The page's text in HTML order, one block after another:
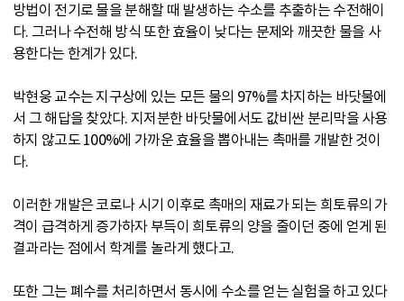
방법이 전기로 물을 분해할 때 발생하는 수소를 추출하는 수전해이
다. 그러나 수전해 방식 또한 효율이 낮다는 문제와 깨끗한 물을 사
용한다는 한계가 있다.
박현웅 교수는 지구상에 있는 모든 물의 97%를 차지하는 바닷물에
서 그 해답을 찾았다. 지저분한 바닷물에서도 값비싼 분리막을 사용
하지 않고도 100%에 가까운 효율을 뽑아내는 촉매를 개발한 것이
다.
이러한 개발은 코로나 시기 이후로 촉매의 재료가 되는 희토류의 가
격이 급격하게 증가하자 부득이 희토류의 양을 줄이던 중에 얻게 된
결과라는 점에서 학계를 놀라게 했다고.
또한 그는 폐수를 처리하면서 동시에 수소를 얻는 실험을 하고 있다